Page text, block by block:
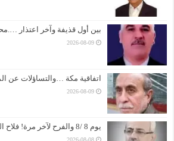
بين أول قذيفة وآخر اعتذار
2026-08-09
اتفاقية مكة …والتساؤلات عن
2026-08-09
يوم 8 /8 والفرح لآخر مرة! فلاح المشعل
2026-08-08